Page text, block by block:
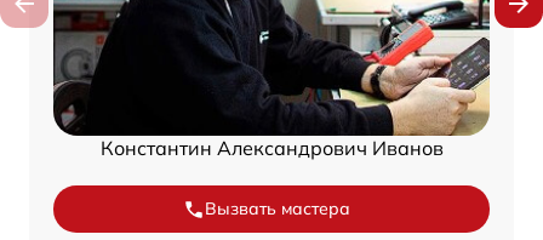
Константин Александрович Иванов
Вызвать мастера